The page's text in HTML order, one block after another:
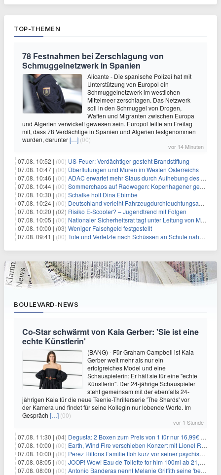
TOP-THEMEN
78 Festnahmen bei Zerschlagung von
Schmuggelnetzwerk in Spanien
Alicante - Die spanische Polizei hat mit
Unterstützung von Europol ein
Schmuggelnetzwerk im westlichen
Mittelmeer zerschlagen. Das Netzwerk
soll in den Schmuggel von Drogen,
Waffen und Migranten zwischen Europa
und Algerien verwickelt gewesen sein. Europol teilte am Freitag
mit, dass 78 Verdächtige in Spanien und Algerien festgenommen
wurden, darunter[…] (00)
vor 14 Minuten
07.08. 10:52 | (00) US-Feuer: Verdächtiger gesteht Brandstiftung
07.08. 10:47 | (00) Überflutungen und Muren im Westen Österreichs
07.08. 10:46 | (00) ADAC erwartet mehr Staus durch Aufhebung des Lkw-Fahrverbots
07.08. 10:44 | (00) Sommerchaos auf Radwegen: Kopenhagener genervt von Touristen
07.08. 10:30 | (00) Schalke holt Dina Ebimbe
07.08. 10:24 | (00) Deutschland verleiht Fahrzeugdurchleuchtungsanlagen an Israel
07.08. 10:20 | (02) Risiko E-Scooter? – Jugendtrend mit Folgen
07.08. 10:05 | (00) Nationaler Sicherheitsrat tagt unter Leitung von Merz
07.08. 10:00 | (03) Weniger Falschgeld festgestellt
07.08. 09:41 | (00) Tote und Verletzte nach Schüssen an Schule nahe Bangkok
BOULEVARD-NEWS
Co-Star schwärmt von Kaia Gerber: 'Sie ist eine
echte Künstlerin'
(BANG) - Für Graham Campbell ist Kaia
Gerber weit mehr als nur ein
erfolgreiches Model und eine
Schauspielerin: Er hält sie für eine "echte
Künstlerin". Der 24-jährige Schauspieler
steht gemeinsam mit der ebenfalls 24-
jährigen Kaia für die neue Teenie-Thrillerserie 'The Shards' vor
der Kamera und findet für seine Kollegin nur lobende Worte. Im
Gespräch […] (00)
vor 1 Stunde
07.08. 11:30 | (04) Degusta: 2 Boxen zum Preis von 1 für nur 16,99€ inkl. Versand
07.08. 10:00 | (00) Earth, Wind Fire verschieben Konzert mit Lionel Richie nach medizinischem Notfall
07.08. 10:00 | (00) Perez Hiltons Familie floh kurz vor seiner psychischen Krise aus dem Haus
07.08. 08:05 | (00) JOOP! Wow! Eau de Toilette for him 100ml ab 21,84€ im Sparabo
07.08. 08:00 | (00) Antonio Banderas nennt Melanie Griffith seine 'beste Freundin'